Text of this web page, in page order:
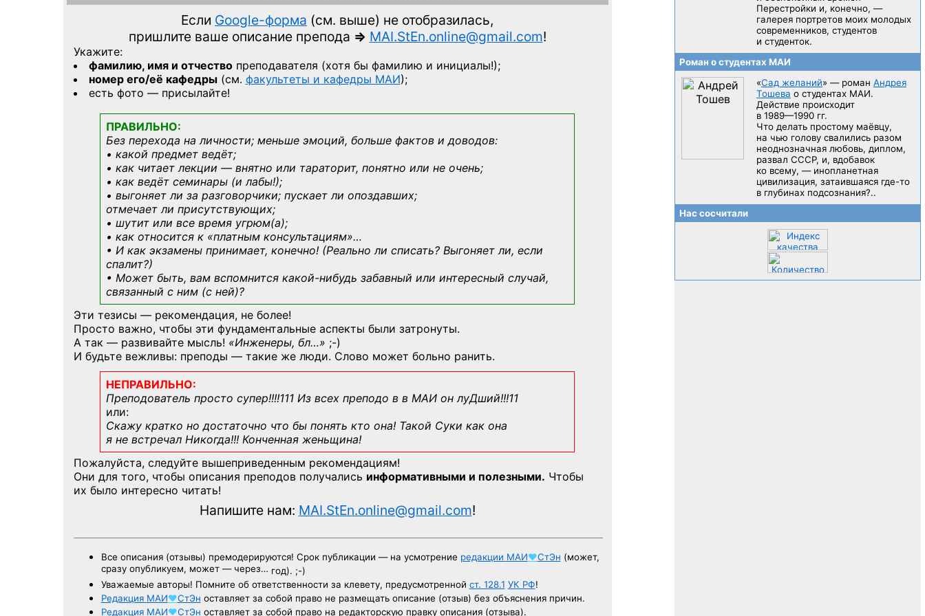
Если Google-форма (см. выше) не отобразилась,
пришлите ваше описание препода => MAI.StEn.online@gmail.com!
Укажите:
фамилию, имя и отчествопреподавателя (хотя бы фамилию и инициалы!);
номер его/её кафедры(см. факультеты и кафедры МАИ);
есть фото — присылайте!
ПРАВИЛЬНО:
Без перехода на личности; меньше эмоций, больше фактов и доводов:
• какой предмет ведёт;
• как читает лекции — внятно или тараторит, понятно или не очень;
• как ведёт семинары (и лабы!);
• выгоняет ли за разговорчики; пускает ли опоздавших;
отмечает ли присутствующих;
• шутит или все время угрюм(а);
• как относится к «платным консультациям»…
• И как экзамены принимает, конечно! (Реально ли списать? Выгоняет ли, если
спалит?)
• Может быть, вам вспомнится какой-нибудь забавный или интересный случай,
связанный с ним (с ней)?
Эти тезисы — рекомендация, не более!
Просто важно, чтобы эти фундаментальные аспекты были затронуты.
А так — развивайте мысль! «Инженеры, бл…» ;-)
И будьте вежливы: преподы — такие же люди. Слово может больно ранить.
НЕПРАВИЛЬНО:
Преподователь просто супер!!!!111 Из всех преподо в в МАИ он луДший!!!11
или:
Скажу кратко но достаточно что бы понять кто она! Такой Суки как она
я не встречал Никогда!!! Конченная женьщина!
Пожалуйста, следуйте вышеприведенным рекомендациям!
Они для того, чтобы описания преподов получались информативными и полезными. Чтобы
их было интересно читать!
Напишите нам: MAI.StEn.online@gmail.com!
Все описания (отзывы) премодерируются! Срок публикации — на усмотрение редакции МАИ♥СтЭн (может,
сразу опубликуем, может — через… год). ;-)
Уважаемые авторы! Помните об ответственности за клевету, предусмотренной ст. 128.1 УК РФ!
Редакция МАИ♥СтЭн оставляет за собой право не размещать описание (отзыв) без объяснения причин.
Редакция МАИ♥СтЭн оставляет за собой право на редакторскую правку описания (отзыва).
Перестройки и, конечно, —
галерея портретов моих молодых
современников, студентов
и студенток.
Роман о студентах МАИ
«Сад желаний» — роман Андрея
Тошева о студентах МАИ.
Действие происходит
в 1989—1990 гг.
Что делать простому маёвцу,
на чью голову свалились разом
неоднозначная любовь, диплом,
развал CCCP, и, вдобавок
ко всему, — инопланетная
цивилизация, затаившаяся где-то
в глубинах подсознания?..
Нас сосчитали